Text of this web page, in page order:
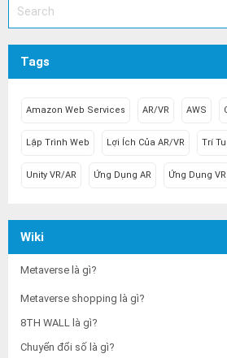
Tags
Amazon Web Services AR/VR AWS
Lập Trình Web Lợi Ích Của AR/VR Trí
Unity VR/AR Ứng Dụng AR Ứng Dụng VR
Wiki
Metaverse là gì?
Metaverse shopping là gì?
8TH WALL là gì?
Chuyển đổi số là gì?